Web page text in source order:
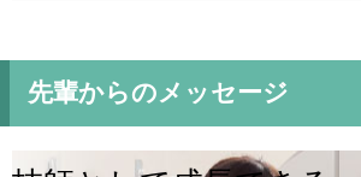
先輩からのメッセージ